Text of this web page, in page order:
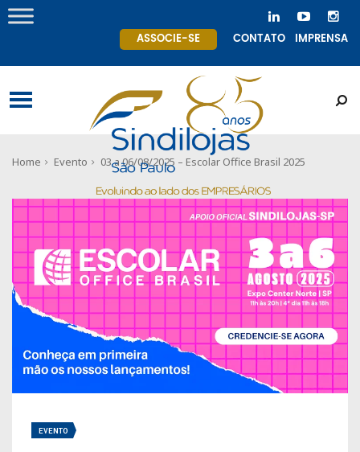
ASSOCIE-SE CONTATO IMPRENSA
Home Evento 03 a 06/08/2025 – Escolar Office Brasil 2025
EVENTO